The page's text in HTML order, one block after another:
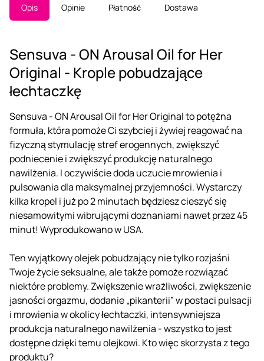
Opis Opinie Płatność Dostawa
Sensuva - ON Arousal Oil for Her
Original - Krople pobudzające
łechtaczkę
Sensuva - ON Arousal Oil for Her Original to potężna
formuła, która pomoże Ci szybciej i żywiej reagować na
fizyczną stymulację stref erogennych, zwiększyć
podniecenie i zwiększyć produkcję naturalnego
nawilżenia. I oczywiście doda uczucie mrowienia i
pulsowania dla maksymalnej przyjemności. Wystarczy
kilka kropel i już po 2 minutach będziesz cieszyć się
niesamowitymi wibrującymi doznaniami nawet przez 45
minut! Wyprodukowano w USA.
Ten wyjątkowy olejek pobudzający nie tylko rozjaśni
Twoje życie seksualne, ale także pomoże rozwiązać
niektóre problemy. Zwiększenie wrażliwości, zwiększenie
jasności orgazmu, dodanie „pikanterii” w postaci pulsacji
i mrowienia w okolicy łechtaczki, intensywniejsza
produkcja naturalnego nawilżenia - wszystko to jest
dostępne dzięki temu olejkowi. Kto więc skorzysta z tego
produktu?